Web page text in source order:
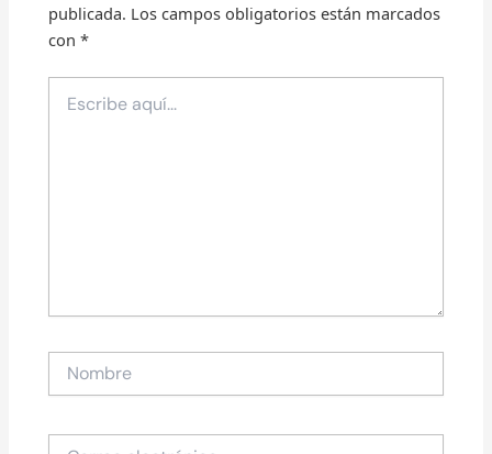
publicada. Los campos obligatorios están marcados
con*
aquí...